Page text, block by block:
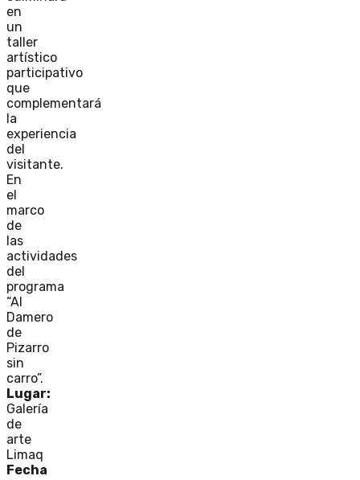
en
un
taller
artístico
participativo
que
complementará
la
experiencia
del
visitante.
En
el
marco
de
las
actividades
del
programa
“Al
Damero
de
Pizarro
sin
carro”.
Lugar:
Galería
de
arte
Limaq
Fecha